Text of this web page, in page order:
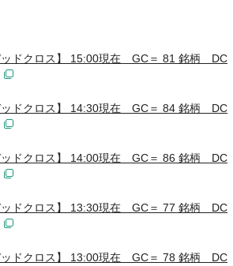
ッドクロス】 15:00現在 GC＝ 81 銘柄 DC
ッドクロス】 14:30現在 GC＝ 84 銘柄 DC
ッドクロス】 14:00現在 GC＝ 86 銘柄 DC
ッドクロス】 13:30現在 GC＝ 77 銘柄 DC
ッドクロス】 13:00現在 GC＝ 78 銘柄 DC